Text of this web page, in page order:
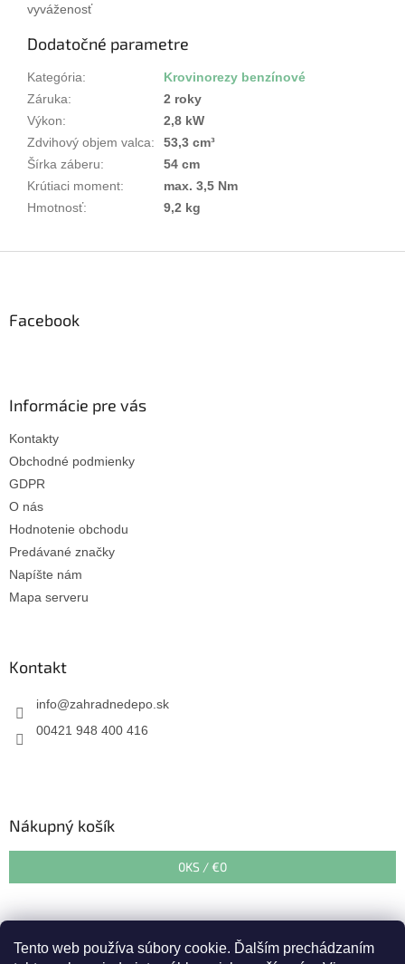
Tento web používa súbory cookie. Ďalším prechádzaním
vyváženosť
Dodatočné parametre
Kategória:
Krovinorezy benzínové
Záruka:
2 roky
Výkon:
2,8 kW
Zdvihový objem valca:
53,3 cm³
Šírka záberu:
54 cm
Krútiaci moment:
max. 3,5 Nm
Hmotnosť: 9,2 kg
Facebook
Informácie pre vás
Kontakty
Obchodné podmienky
GDPR
O nás
Hodnotenie obchodu
Predávané značky
Napíšte nám
Mapa serveru
Kontakt
info@zahradnedepo.sk
00421 948 400 416
Nákupný košík
0KS / €0